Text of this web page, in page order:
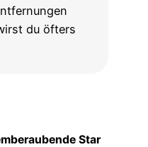
du öfters
Star